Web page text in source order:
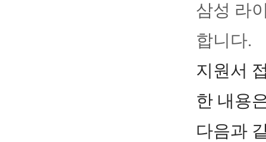
삼성 라
합니다.
지원서
한 내용
다음과